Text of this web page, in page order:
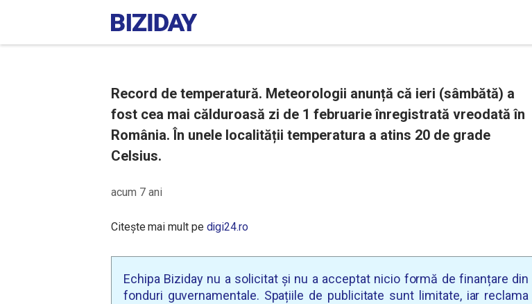
Record de temperatură. Meteorologii anunță că ieri (sâmbătă) a
fost cea mai călduroasă zi de 1 februarie înregistrată vreodată în
România. În unele localității temperatura a atins 20 de grade
Celsius.
acum 7 ani
Citește mai mult pe digi24.ro
Echipa Biziday nu a solicitat și nu a acceptat nicio formă de finanțare din
fonduri guvernamentale. Spațiile de publicitate sunt limitate, iar reclama